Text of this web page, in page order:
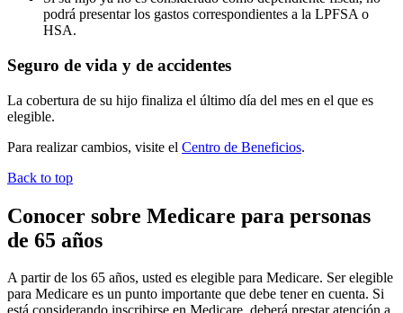
podrá presentar los gastos correspondientes a la LPFSA o
HSA.
Seguro de vida y de accidentes
La cobertura de su hijo finaliza el último día del mes en el que es
elegible.
Para realizar cambios, visite el Centro de Beneficios.
Back to top
Conocer sobre Medicare para personas
de 65 años
A partir de los 65 años, usted es elegible para Medicare. Ser elegible
para Medicare es un punto importante que debe tener en cuenta. Si